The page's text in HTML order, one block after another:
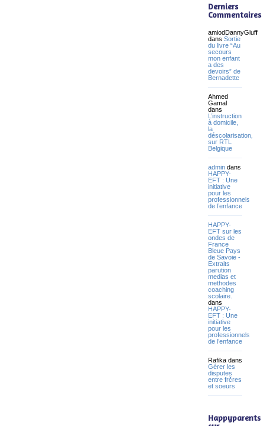
Derniers
Commentaires
amiodDannyGluff
dans Sortie
du livre “Au
secours
mon enfant
a des
devoirs” de
Bernadette
Ahmed
Gamal
dans
L’instruction
à domicile,
la
déscolarisation,
sur RTL
Belgique
admindans
HAPPY-
EFT : Une
initiative
pour les
professionnels
de l’enfance
HAPPY-
EFT sur les
ondes de
France
Bleue Pays
de Savoie -
Extraits
parution
medias et
methodes
coaching
scolaire.
dans
HAPPY-
EFT : Une
initiative
pour les
professionnels
de l’enfance
Rafikadans
Gérer les
disputes
entre frčres
et soeurs
Happyparents